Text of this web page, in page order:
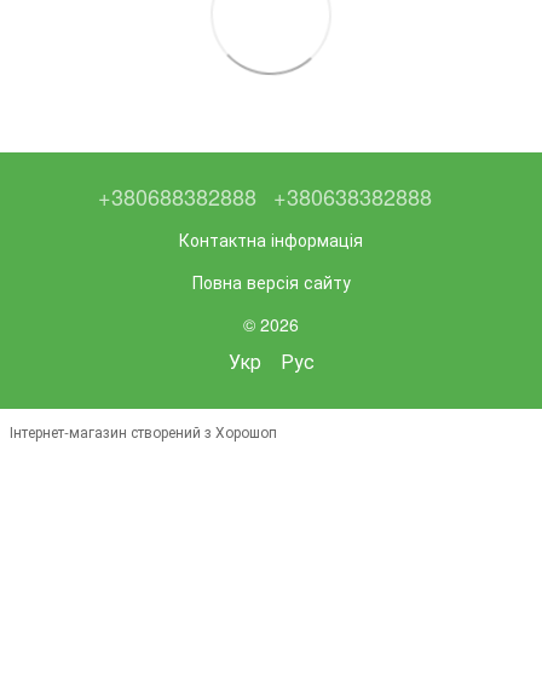
+380688382888 +380638382888
Контактна інформація
Повна версія сайту
© 2026
Укр Рус
Інтернет-магазин створений з Хорошоп